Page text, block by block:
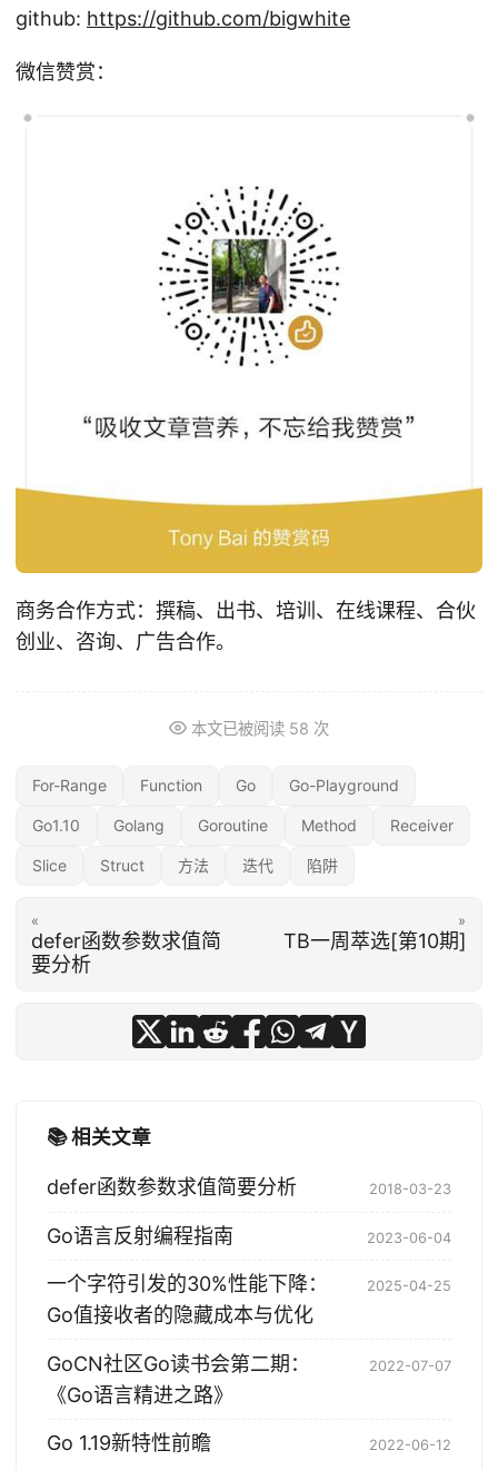
github: https://github.com/bigwhite
微信赞赏：
商务合作方式：撰稿、出书、培训、在线课程、合伙
创业、咨询、广告合作。
本文已被阅读 58 次
For-Range Function Go Go-Playground
Go1.10 Golang Goroutine Method Receiver
Slice Struct 方法 迭代 陷阱
«
defer函数参数求值简
要分析
»
TB一周萃选[第10期]
📚 相关文章
defer函数参数求值简要分析 2018-03-23
Go语言反射编程指南 2023-06-04
一个字符引发的30%性能下降：
Go值接收者的隐藏成本与优化
2025-04-25
GoCN社区Go读书会第二期：
《Go语言精进之路》
2022-07-07
Go 1.19新特性前瞻 2022-06-12